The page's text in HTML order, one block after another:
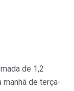
de 1,2
de terça-